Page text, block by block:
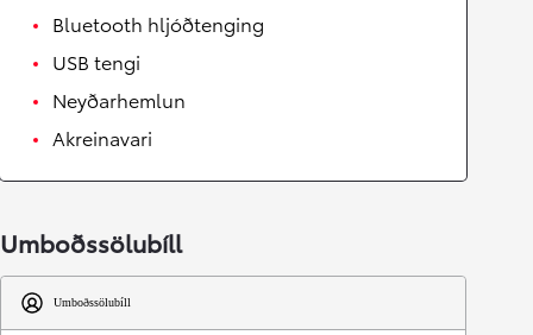
Bluetooth hljóðtenging
USB tengi
Neyðarhemlun
Akreinavari
Umboðssölubíll
Umboðssölubíll